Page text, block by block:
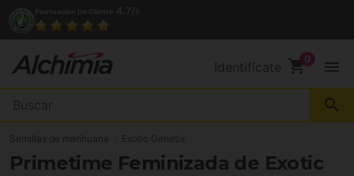
Identifícate shopping_cart menu
search
Semillas de marihuana Exotic Genetix
Primetime Feminizada de Exotic